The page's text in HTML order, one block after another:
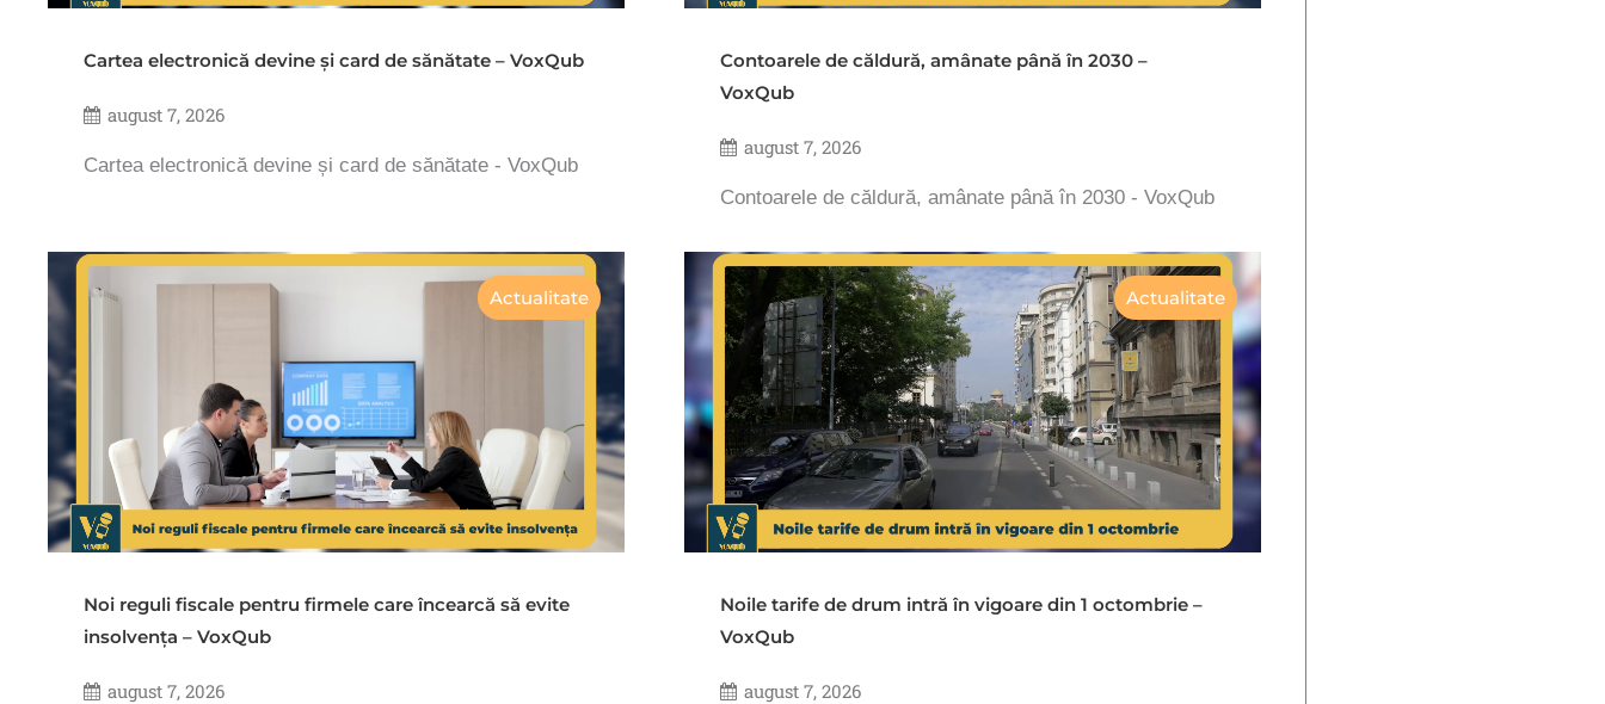
Cartea electronică devine și card de sănătate – VoxQub
august 7, 2026
Cartea electronică devine și card de sănătate - VoxQub
Contoarele de căldură, amânate până în 2030 –
VoxQub
august 7, 2026
Contoarele de căldură, amânate până în 2030 - VoxQub
Actualitate
Noi reguli fiscale pentru firmele care încearcă să evite
insolvența – VoxQub
august 7, 2026
Actualitate
Noile tarife de drum intră în vigoare din 1 octombrie –
VoxQub
august 7, 2026